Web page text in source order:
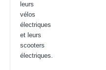
leurs
vélos
électriques
et leurs
scooters
électriques.